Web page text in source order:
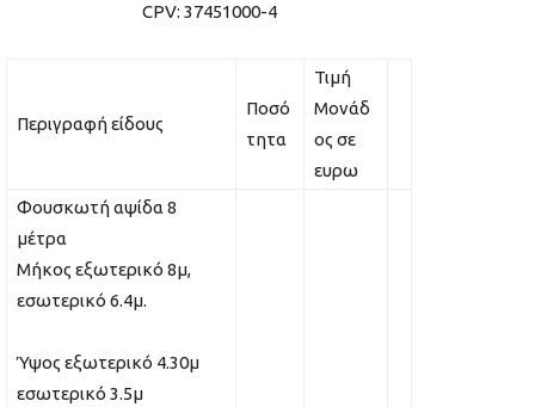
CPV: 37451000-4
Περιγραφή είδους
Ποσό
τητα
Τιμή
Μονάδ
ος σε
ευρω
Φουσκωτή αψίδα 8
μέτρα
Μήκος εξωτερικό 8μ,
εσωτερικό 6.4μ.
Ύψος εξωτερικό 4.30μ
εσωτερικό 3.5μ